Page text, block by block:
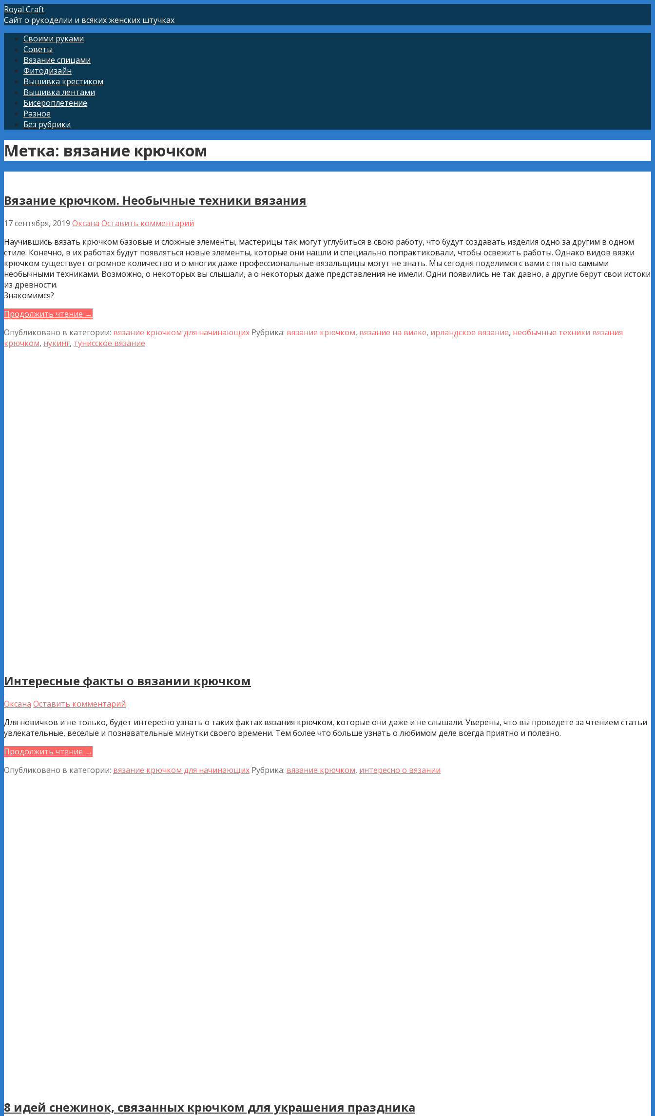
Перейти
к
Royal Craft
Сайт о рукоделии и всяких женских штучках
Своими руками
Советы
Вязание спицами
Фитодизайн
Вышивка крестиком
Вышивка лентами
Бисероплетение
Разное
Без рубрики
Метка: вязание крючком
Вязание крючком. Необычные техники вязания
17 сентября, 2019 Оксана Оставить комментарий
Научившись вязать крючком базовые и сложные элементы, мастерицы так могут углубиться в свою работу, что будут создавать изделия одно за другим в одном
стиле. Конечно, в их работах будут появляться новые элементы, которые они нашли и специально попрактиковали, чтобы освежить работы. Однако видов вязки
крючком существует огромное количество и о многих даже профессиональные вязальщицы могут не знать. Мы сегодня поделимся с вами с пятью самыми
необычными техниками. Возможно, о некоторых вы слышали, а о некоторых даже представления не имели. Одни появились не так давно, а другие берут свои истоки
из древности.
Знакомимся?
Продолжить чтение →
Опубликовано в категории: вязание крючком для начинающих Рубрика: вязание крючком, вязание на вилке, ирландское вязание, необычные техники вязания
крючком, нукинг, тунисское вязание
Интересные факты о вязании крючком
Оксана Оставить комментарий
Для новичков и не только, будет интересно узнать о таких фактах вязания крючком, которые они даже и не слышали. Уверены, что вы проведете за чтением статьи
увлекательные, веселые и познавательные минутки своего времени. Тем более что больше узнать о любимом деле всегда приятно и полезно.
Продолжить чтение →
Опубликовано в категории: вязание крючком для начинающих Рубрика: вязание крючком, интересно о вязании
8 идей снежинок, связанных крючком для украшения праздника